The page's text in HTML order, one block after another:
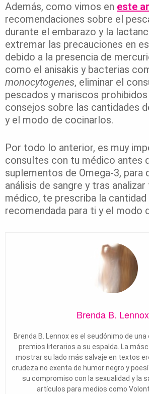
Además, como vimos en este
recomendaciones sobre el
durante el embarazo y la
extremar las precauciones en
debido a la presencia de
como el anisakis y bacterias
monocytogenes, eliminar el
pescados y mariscos
consejos sobre las cantidades
y el modo de cocinarlos.
Por todo lo anterior, es muy
consultes con tu médico antes
suplementos de Omega-3, para
análisis de sangre y tras analizar
médico, te prescriba la cantidad
recomendada para ti y el modo
Brenda B. Lennox
Brenda B. Lennox es el seudónimo de
premios literarios a su espalda. La
mostrar su lado más salvaje en textos
crudeza no exenta de humor negro y
su compromiso con la sexualidad y la
artículos para medios como